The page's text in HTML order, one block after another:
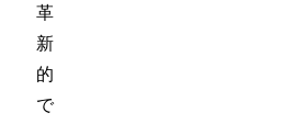
革
新
的
で